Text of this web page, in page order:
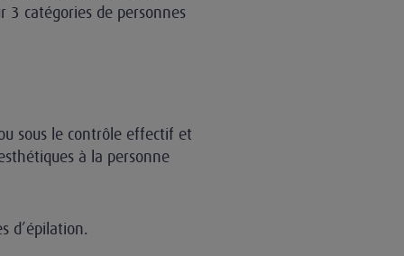
3 catégories de personnes
sous le contrôle effectif et
à la personne
d’épilation.